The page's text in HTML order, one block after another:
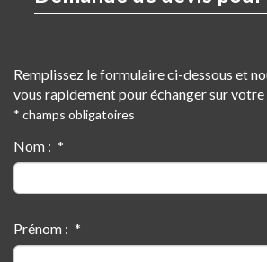
Remplissez le formulaire ci-dessous et
vous rapidement pour échanger sur votre
* champs obligatoires
Nom :
Prénom :